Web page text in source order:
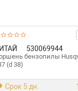
530069944
бензопилы
(d 38)
Срок 5 дн.